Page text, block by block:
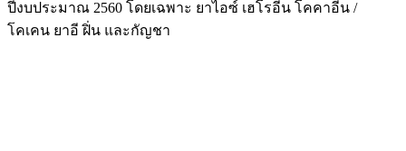
ปีงบประมาณ 2560 โดยเฉพาะ ยาไอซ์ เฮโรอีน โคคาอีน /
โคเคน ยาอี ฝิ่น และกัญชา